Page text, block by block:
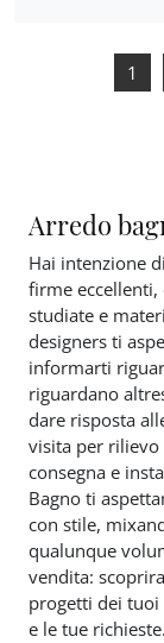
1
Arredo
Hai intenzione
firme eccellenti,
studiate e
designers ti
informarti
riguardano
dare risposta
visita per rilievo
consegna e
Bagno ti
con stile,
qualunque
vendita:
progetti dei
e le tue richieste.